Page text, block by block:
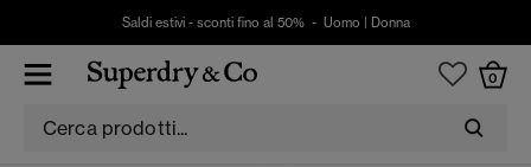
Saldi estivi - sconti fino al 50% - Uomo Donna
0